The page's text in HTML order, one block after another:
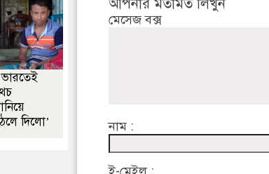
আপনার মতামত লিখুন
মেসেজ বক্স
নাম :
দিলো’